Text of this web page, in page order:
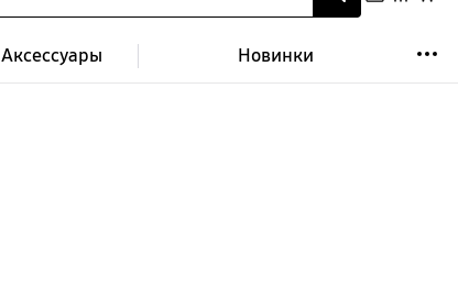
Аксессуары Новинки